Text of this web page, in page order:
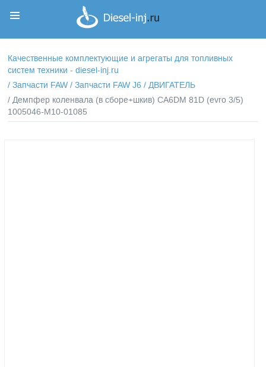
Качественные комплектующие и агрегаты для топливных
систем техники - diesel-inj.ru
/Запчасти FAW /Запчасти FAW J6 /ДВИГАТЕЛЬ
/ Демпфер коленвала (в сборе+шкив) CA6DM 81D (evro 3/5)
1005046-M10-01085